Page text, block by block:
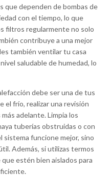
que dependen de bombas de
con el tiempo, lo que
filtros regularmente no solo
contribuye a una mejor
también ventilar tu casa
saludable de humedad, lo
debe ser una de tus
el frío, realizar una revisión
adelante. Limpia los
tuberías obstruidas o con
sistema funcione mejor, sino
Además, si utilizas termos
estén bien aislados para